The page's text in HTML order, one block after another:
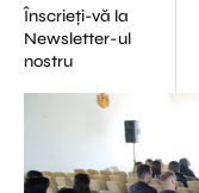
Înscrieți-vă la
Newsletter-ul
nostru